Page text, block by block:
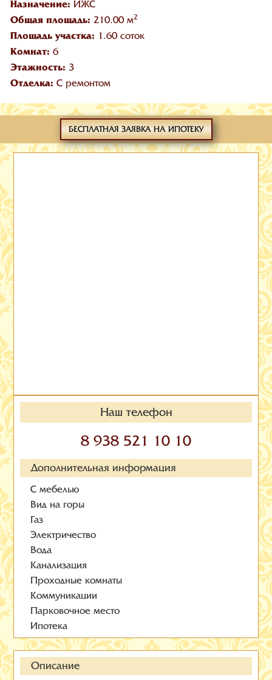
Назначение: ИЖС
Общая площадь: 210.00 м2
Площадь участка: 1.60 соток
Комнат: 6
Этажность: 3
Отделка: С ремонтом
БЕСПЛАТНАЯ ЗАЯВКА НА ИПОТЕКУ
Наш телефон
8 938 521 10 10
Дополнительная информация
С мебелью
Вид на горы
Газ
Электричество
Вода
Канализация
Проходные комнаты
Коммуникации
Парковочное место
Ипотека
Описание